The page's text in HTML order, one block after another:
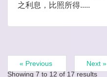
之利息，比照所得.....
« Previous
Next »
Showing 7 to 12 of 17 results